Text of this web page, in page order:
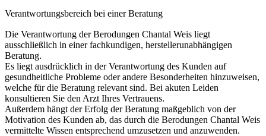
Verantwortungsbereich bei einer Beratung
Die Verantwortung der Berodungen Chantal Weis liegt
ausschließlich in einer fachkundigen, herstellerunabhängigen
Beratung.
Es liegt ausdrücklich in der Verantwortung des Kunden auf
gesundheitliche Probleme oder andere Besonderheiten hinzuweisen,
welche für die Beratung relevant sind. Bei akuten Leiden
konsultieren Sie den Arzt Ihres Vertrauens.
Außerdem hängt der Erfolg der Beratung maßgeblich von der
Motivation des Kunden ab, das durch die Berodungen Chantal Weis
vermittelte Wissen entsprechend umzusetzen und anzuwenden.